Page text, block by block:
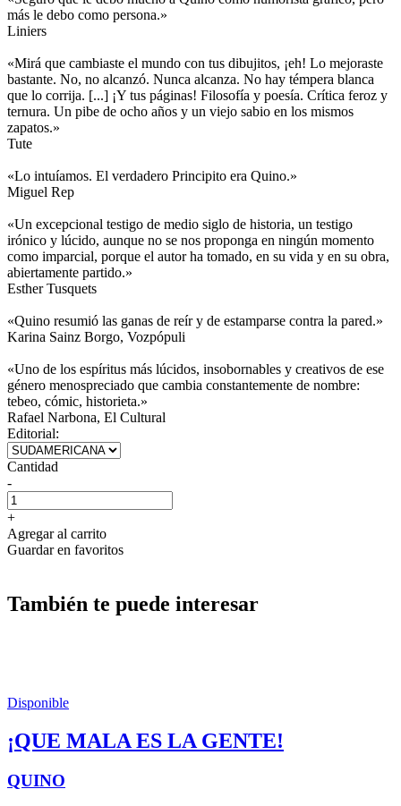
más le debo como persona.»
Liniers
«Mirá que cambiaste el mundo con tus dibujitos, ¡eh! Lo mejoraste
bastante. No, no alcanzó. Nunca alcanza. No hay témpera blanca
que lo corrija. [...] ¡Y tus páginas! Filosofía y poesía. Crítica feroz y
ternura. Un pibe de ocho años y un viejo sabio en los mismos
zapatos.»
Tute
«Lo intuíamos. El verdadero Principito era Quino.»
Miguel Rep
«Un excepcional testigo de medio siglo de historia, un testigo
irónico y lúcido, aunque no se nos proponga en ningún momento
como imparcial, porque el autor ha tomado, en su vida y en su obra,
abiertamente partido.»
Esther Tusquets
«Quino resumió las ganas de reír y de estamparse contra la pared.»
Karina Sainz Borgo, Vozpópuli
«Uno de los espíritus más lúcidos, insobornables y creativos de ese
género menospreciado que cambia constantemente de nombre:
tebeo, cómic, historieta.»
Rafael Narbona, El Cultural
Editorial:
Cantidad
-
+
Agregar al carrito
Guardar en favoritos
También te puede interesar
Disponible
¡QUE MALA ES LA GENTE!
QUINO